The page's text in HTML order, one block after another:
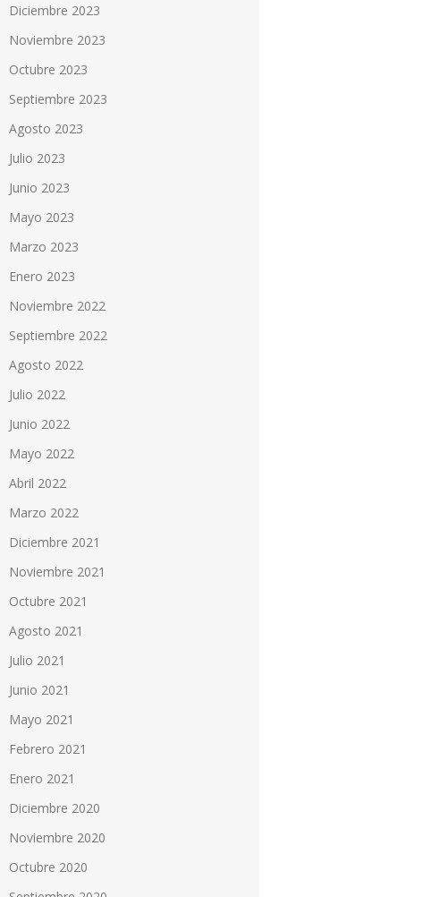
Diciembre 2023
Noviembre 2023
Octubre 2023
Septiembre 2023
Agosto 2023
Julio 2023
Junio 2023
Mayo 2023
Marzo 2023
Enero 2023
Noviembre 2022
Septiembre 2022
Agosto 2022
Julio 2022
Junio 2022
Mayo 2022
Abril 2022
Marzo 2022
Diciembre 2021
Noviembre 2021
Octubre 2021
Agosto 2021
Julio 2021
Junio 2021
Mayo 2021
Febrero 2021
Enero 2021
Diciembre 2020
Noviembre 2020
Octubre 2020